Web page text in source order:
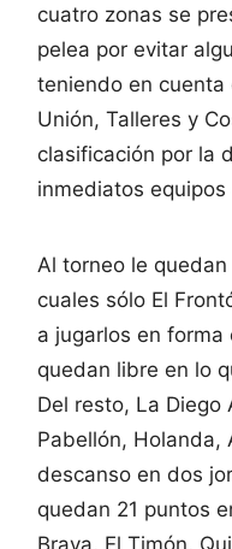
cuatro zonas se
pelea por evitar
teniendo en cuenta
Unión, Talleres y
clasificación por la
inmediatos equipos
Al torneo le
cuales sólo El
a jugarlos en
quedan libre en lo
Del resto, La Diego
Pabellón, Holanda,
descanso en dos
quedan 21 puntos
Brava, El Timón,